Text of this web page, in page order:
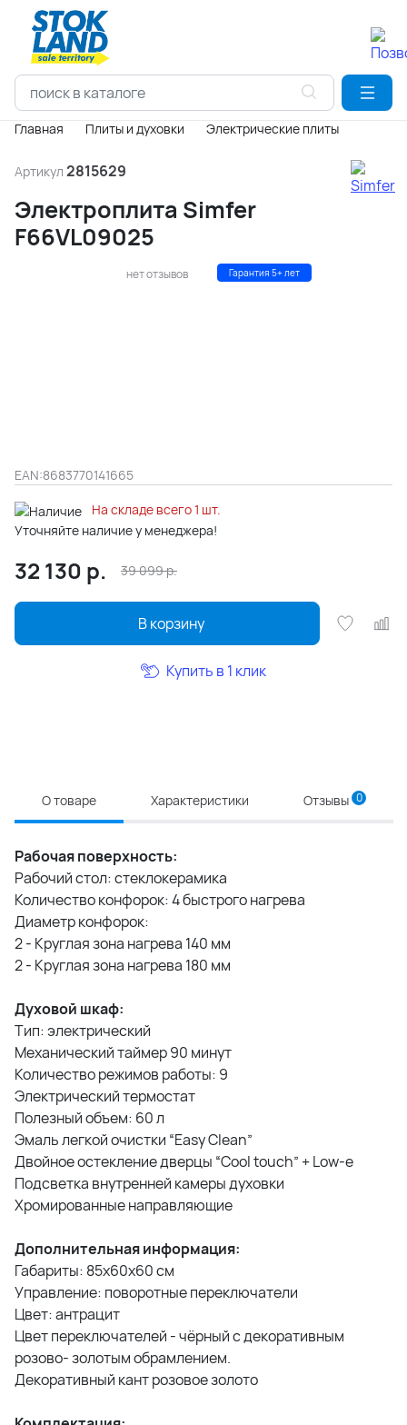
Главная Плиты и духовки Электрические плиты
Артикул 2815629
Электроплита Simfer
F66VL09025
нет отзывов Гарантия 5+ лет
EAN:8683770141665
На складе всего 1 шт.
Уточняйте наличие у менеджера!
32 130 р. 39 099р.
В корзину
Купить в 1 клик
О товаре Характеристики Отзывы 0
Рабочая поверхность:
Рабочий стол: стеклокерамика
Количество конфорок: 4 быстрого нагрева
Диаметр конфорок:
2 - Круглая зона нагрева 140 мм
2 - Круглая зона нагрева 180 мм
Духовой шкаф:
Тип: электрический
Механический таймер 90 минут
Количество режимов работы: 9
Электрический термостат
Полезный объем: 60 л
Эмаль легкой очистки “Easy Clean”
Двойное остекление дверцы “Cool touch” + Low-e
Подсветка внутренней камеры духовки
Хромированные направляющие
Дополнительная информация:
Габариты: 85x60x60 см
Управление: поворотные переключатели
Цвет: антрацит
Цвет переключателей - чёрный с декоративным
розово- золотым обрамлением.
Декоративный кант розовое золото